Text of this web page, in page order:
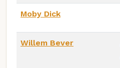
Moby Dick
Willem Bever